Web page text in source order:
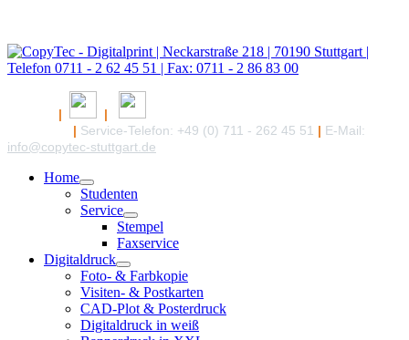
|
|
| Service-Telefon: +49 (0) 711 - 262 45 51 | E-Mail:
info@copytec-stuttgart.de
Home
Studenten
Service
Stempel
Faxservice
Digitaldruck
Foto- & Farbkopie
Visiten- & Postkarten
CAD-Plot & Posterdruck
Digitaldruck in weiß